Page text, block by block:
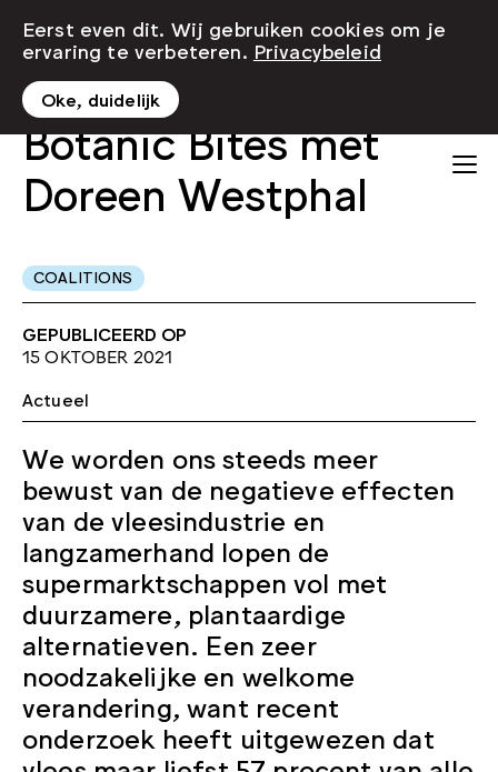
Botanic Bites met
Doreen Westphal
COALITIONS
GEPUBLICEERD OP
15 OKTOBER 2021
Actueel
We worden ons steeds meer
bewust van de negatieve effecten
van de vleesindustrie en
langzamerhand lopen de
supermarktschappen vol met
duurzamere, plantaardige
alternatieven. Een zeer
noodzakelijke en welkome
verandering, want recent
onderzoek heeft uitgewezen dat
Eerst even dit. Wij gebruiken cookies om je
ervaring te verbeteren. Privacybeleid
Oke, duidelijk